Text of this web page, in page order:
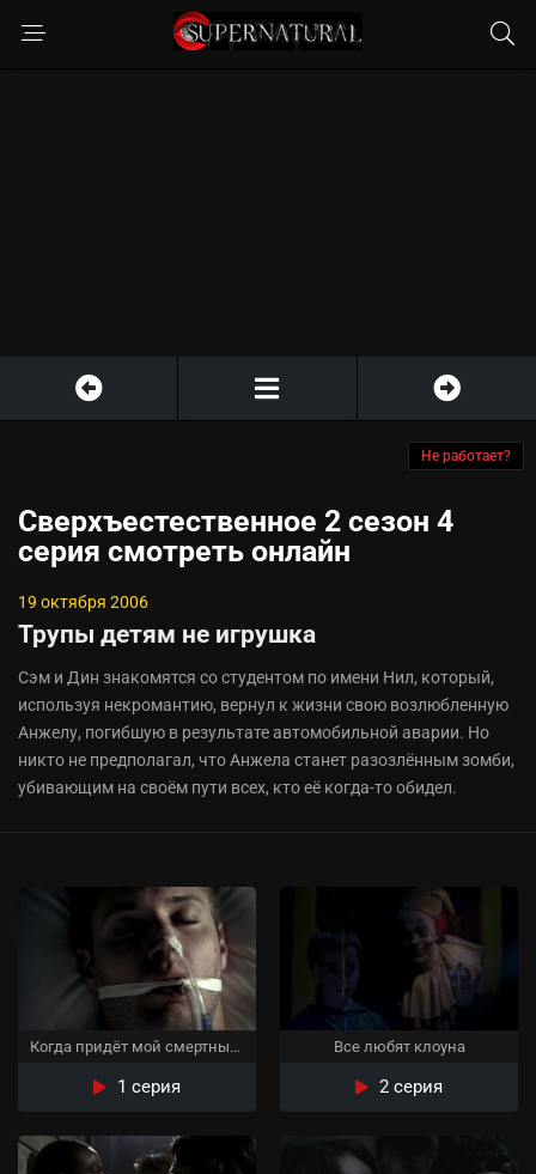
Не работает?
Сверхъестественное 2 сезон 4
серия смотреть онлайн
19 октября 2006
Трупы детям не игрушка
Сэм и Дин знакомятся со студентом по имени Нил, который,
используя некромантию, вернул к жизни свою возлюбленную
Анжелу, погибшую в результате автомобильной аварии. Но
никто не предполагал, что Анжела станет разозлённым зомби,
убивающим на своём пути всех, кто её когда-то обидел.
Когда придёт мой смертный час
1 серия
Все любят клоуна
2 серия